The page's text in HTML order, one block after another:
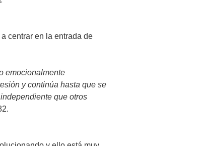
centrar en la entrada de
emocionalmente
y continúa hasta que se
que otros